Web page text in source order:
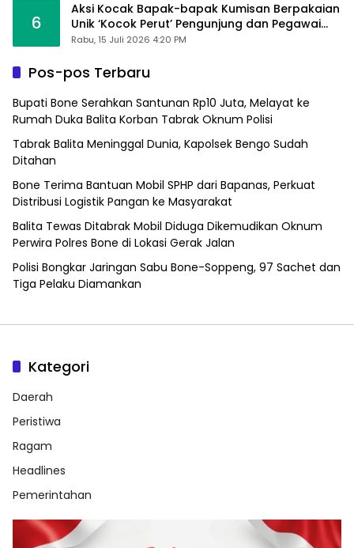
6
Aksi Kocak Bapak-bapak Kumisan Berpakaian
Unik ‘Kocok Perut’ Pengunjung dan Pegawai
Alfamart, Ngaku Aktifkan Layar Sentuh Atm
Rabu, 15 Juli 2026 4:20 PM
Pos-pos Terbaru
Bupati Bone Serahkan Santunan Rp10 Juta, Melayat ke
Rumah Duka Balita Korban Tabrak Oknum Polisi
Tabrak Balita Meninggal Dunia, Kapolsek Bengo Sudah
Ditahan
Bone Terima Bantuan Mobil SPHP dari Bapanas, Perkuat
Distribusi Logistik Pangan ke Masyarakat
Balita Tewas Ditabrak Mobil Diduga Dikemudikan Oknum
Perwira Polres Bone di Lokasi Gerak Jalan
Polisi Bongkar Jaringan Sabu Bone-Soppeng, 97 Sachet dan
Tiga Pelaku Diamankan
Kategori
Daerah
Peristiwa
Ragam
Headlines
Pemerintahan